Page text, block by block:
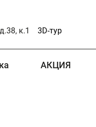
к.1 3D-тур
АКЦИЯ